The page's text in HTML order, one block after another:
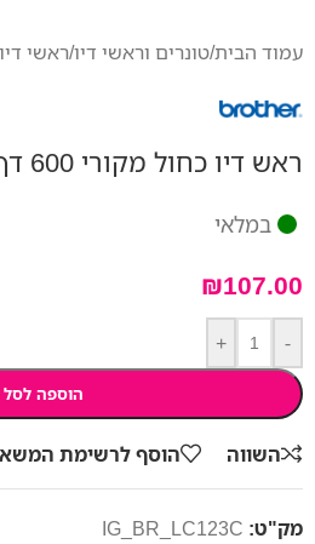
עמוד הבית/טונרים וראשי דיו/ראשי
ראש דיו כחול מקורי 600 דף Brother LC123C
במלאי
₪107.00
-
+
הוספה לסל
השווה הוסף לרשימת
מק"ט: IG_BR_LC123C